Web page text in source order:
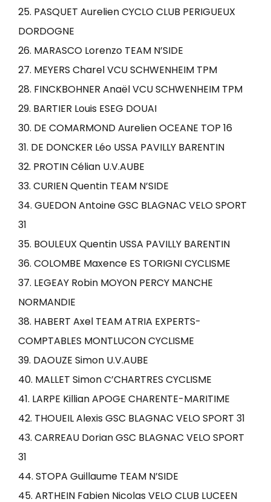
25. PASQUET Aurelien CYCLO CLUB PERIGUEUX
DORDOGNE
26. MARASCO Lorenzo TEAM N’SIDE
27. MEYERS Charel VCU SCHWENHEIM TPM
28. FINCKBOHNER Anaël VCU SCHWENHEIM TPM
29. BARTIER Louis ESEG DOUAI
30. DE COMARMOND Aurelien OCEANE TOP 16
31. DE DONCKER Léo USSA PAVILLY BARENTIN
32. PROTIN Célian U.V.AUBE
33. CURIEN Quentin TEAM N’SIDE
34. GUEDON Antoine GSC BLAGNAC VELO SPORT
31
35. BOULEUX Quentin USSA PAVILLY BARENTIN
36. COLOMBE Maxence ES TORIGNI CYCLISME
37. LEGEAY Robin MOYON PERCY MANCHE
NORMANDIE
38. HABERT Axel TEAM ATRIA EXPERTS-
COMPTABLES MONTLUCON CYCLISME
39. DAOUZE Simon U.V.AUBE
40. MALLET Simon C’CHARTRES CYCLISME
41. LARPE Killian APOGE CHARENTE-MARITIME
42. THOUEIL Alexis GSC BLAGNAC VELO SPORT 31
43. CARREAU Dorian GSC BLAGNAC VELO SPORT
31
44. STOPA Guillaume TEAM N’SIDE
45. ARTHEIN Fabien Nicolas VELO CLUB LUCEEN